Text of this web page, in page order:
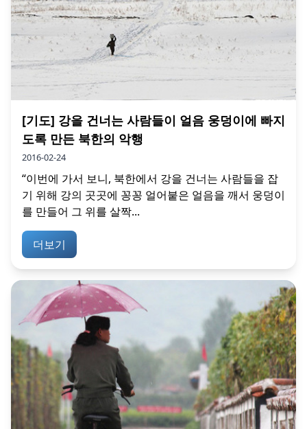
[기도] 강을 건너는 사람들이 얼음 웅덩이에 빠지
도록 만든 북한의 악행
2016-02-24
“이번에 가서 보니, 북한에서 강을 건너는 사람들을 잡
기 위해 강의 곳곳에 꽁꽁 얼어붙은 얼음을 깨서 웅덩이
를 만들어 그 위를 살짝...
더보기